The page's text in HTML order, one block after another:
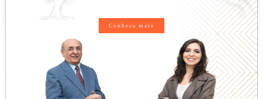
Conheça mais